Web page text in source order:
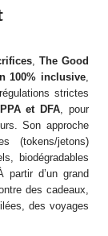
, The Good
100% inclusive,
strictes
et DFA, pour
Son approche
(tokens/jetons)
biodégradables
d’un grand
des cadeaux,
des voyages